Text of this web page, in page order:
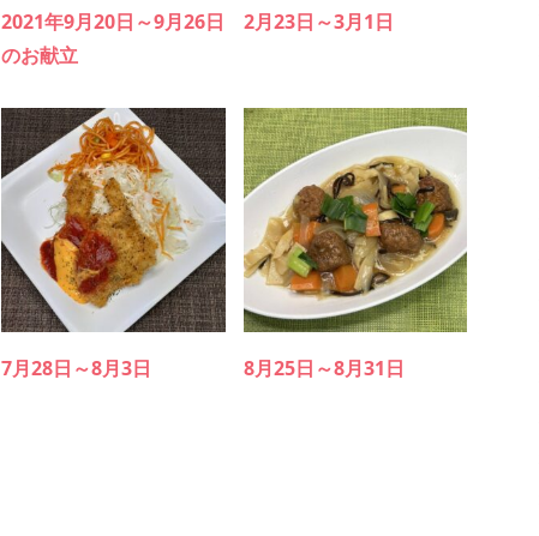
2021年9月20日～9月26日
のお献立
2月23日～3月1日
7月28日～8月3日 8月25日～8月31日